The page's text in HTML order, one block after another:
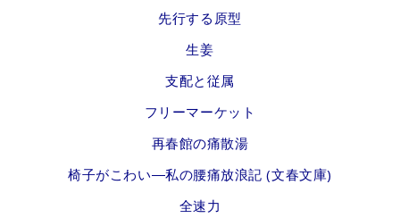
先行する原型
生姜
支配と従属
フリーマーケット
再春館の痛散湯
椅子がこわい―私の腰痛放浪記 (文春文庫)
全速力